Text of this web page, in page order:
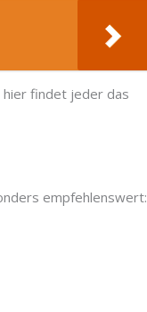
hier findet jeder das
empfehlenswert: